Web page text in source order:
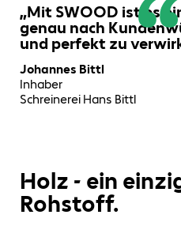
„Mit SWOOD ist es
genau nach
und perfekt zu
Johannes Bittl
Inhaber
Schreinerei Hans Bittl
Holz - ein
Rohstoff.